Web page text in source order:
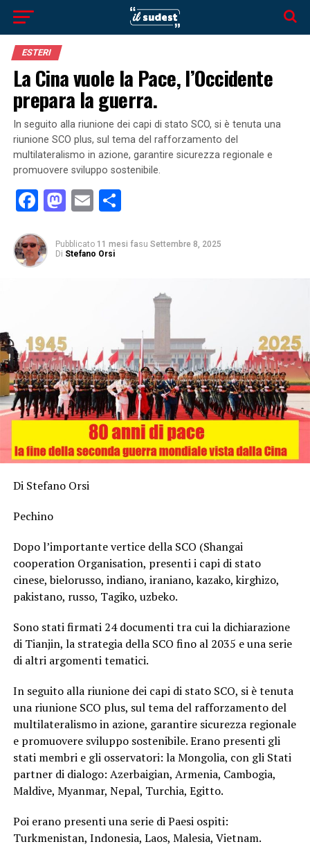
ESTERI
La Cina vuole la Pace, l’Occidente
prepara la guerra.
In seguito alla riunione dei capi di stato SCO, si è tenuta una
riunione SCO plus, sul tema del rafforzamento del
multilateralismo in azione, garantire sicurezza regionale e
promuovere sviluppo sostenibile.
Facebook
Mastodon
EmailCondividi
Pubblicato 11 mesi fasu Settembre 8, 2025
Di Stefano Orsi
Di Stefano Orsi
Pechino
Dopo l’importante vertice della SCO (Shangai
cooperation Organisation, presenti i capi di stato
cinese, bielorusso, indiano, iraniano, kazako, kirghizo,
pakistano, russo, Tagiko, uzbeko.
Sono stati firmati 24 documenti tra cui la dichiarazione
di Tianjin, la strategia della SCO fino al 2035 e una serie
di altri argomenti tematici.
In seguito alla riunione dei capi di stato SCO, si è tenuta
una riunione SCO plus, sul tema del rafforzamento del
multilateralismo in azione, garantire sicurezza regionale
e promuovere sviluppo sostenibile. Erano presenti gli
stati membri e gli osservatori: la Mongolia, con gli Stati
partner di dialogo: Azerbaigian, Armenia, Cambogia,
Maldive, Myanmar, Nepal, Turchia, Egitto.
Poi erano presenti una serie di Paesi ospiti:
Turkmenistan, Indonesia, Laos, Malesia, Vietnam.